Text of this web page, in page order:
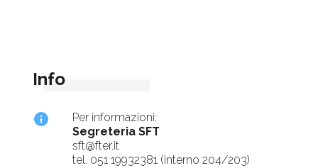
Info
info
Per informazioni:
Segreteria SFT
sft@fter.it
tel. 051 19932381 (interno 204/203)